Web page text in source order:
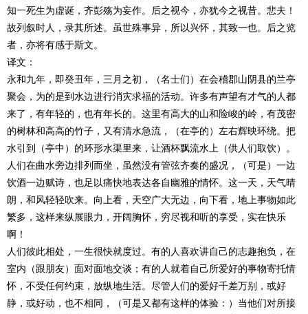
知一死生为虚诞，齐彭殇为妄作。后之视今，亦犹今之视昔。悲夫！
故列叙时人，录其所述。虽世殊事异，所以兴怀，其致一也。后之览
者，亦将有感于斯文。
译文：
永和九年，即癸丑年，三月之初，（名士们）在会稽郡山阴县的兰亭
聚会，为的是到水边进行消灾求福的活动。许多有声望有才气的人都
来了，有年轻的，也有年长的。这里有高大的山和险峻的岭，有茂密
的树林和高高的竹子，又有清水急流，（在亭的）左右辉映环绕。把
水引到（亭中）的环形水渠里来，让酒杯飘流水上（供人们取饮）。
人们在曲水旁边排列而坐，虽然没有管弦齐奏的盛况，（可是）一边
饮酒一边赋诗，也足以痛快地表达各自幽雅的情怀。这一天，天气晴
朗，和风轻轻吹来。向上看，天空广大无边，向下看，地上事物如此
繁多，这样来纵展眼力，开阔胸怀，穷尽视和听的享受，实在快乐
啊！
人们彼此相处，一生很快就度过。有的人喜欢讲自己的志趣抱负，在
室内（跟朋友）面对面地交谈；有的人就着自己所爱好的事物寄托情
怀，不受任何约束，放纵地生活。尽管人们的爱好千差万别，或好
静，或好动，也不相同，（可是又都有这样的体验：）当他们对所接